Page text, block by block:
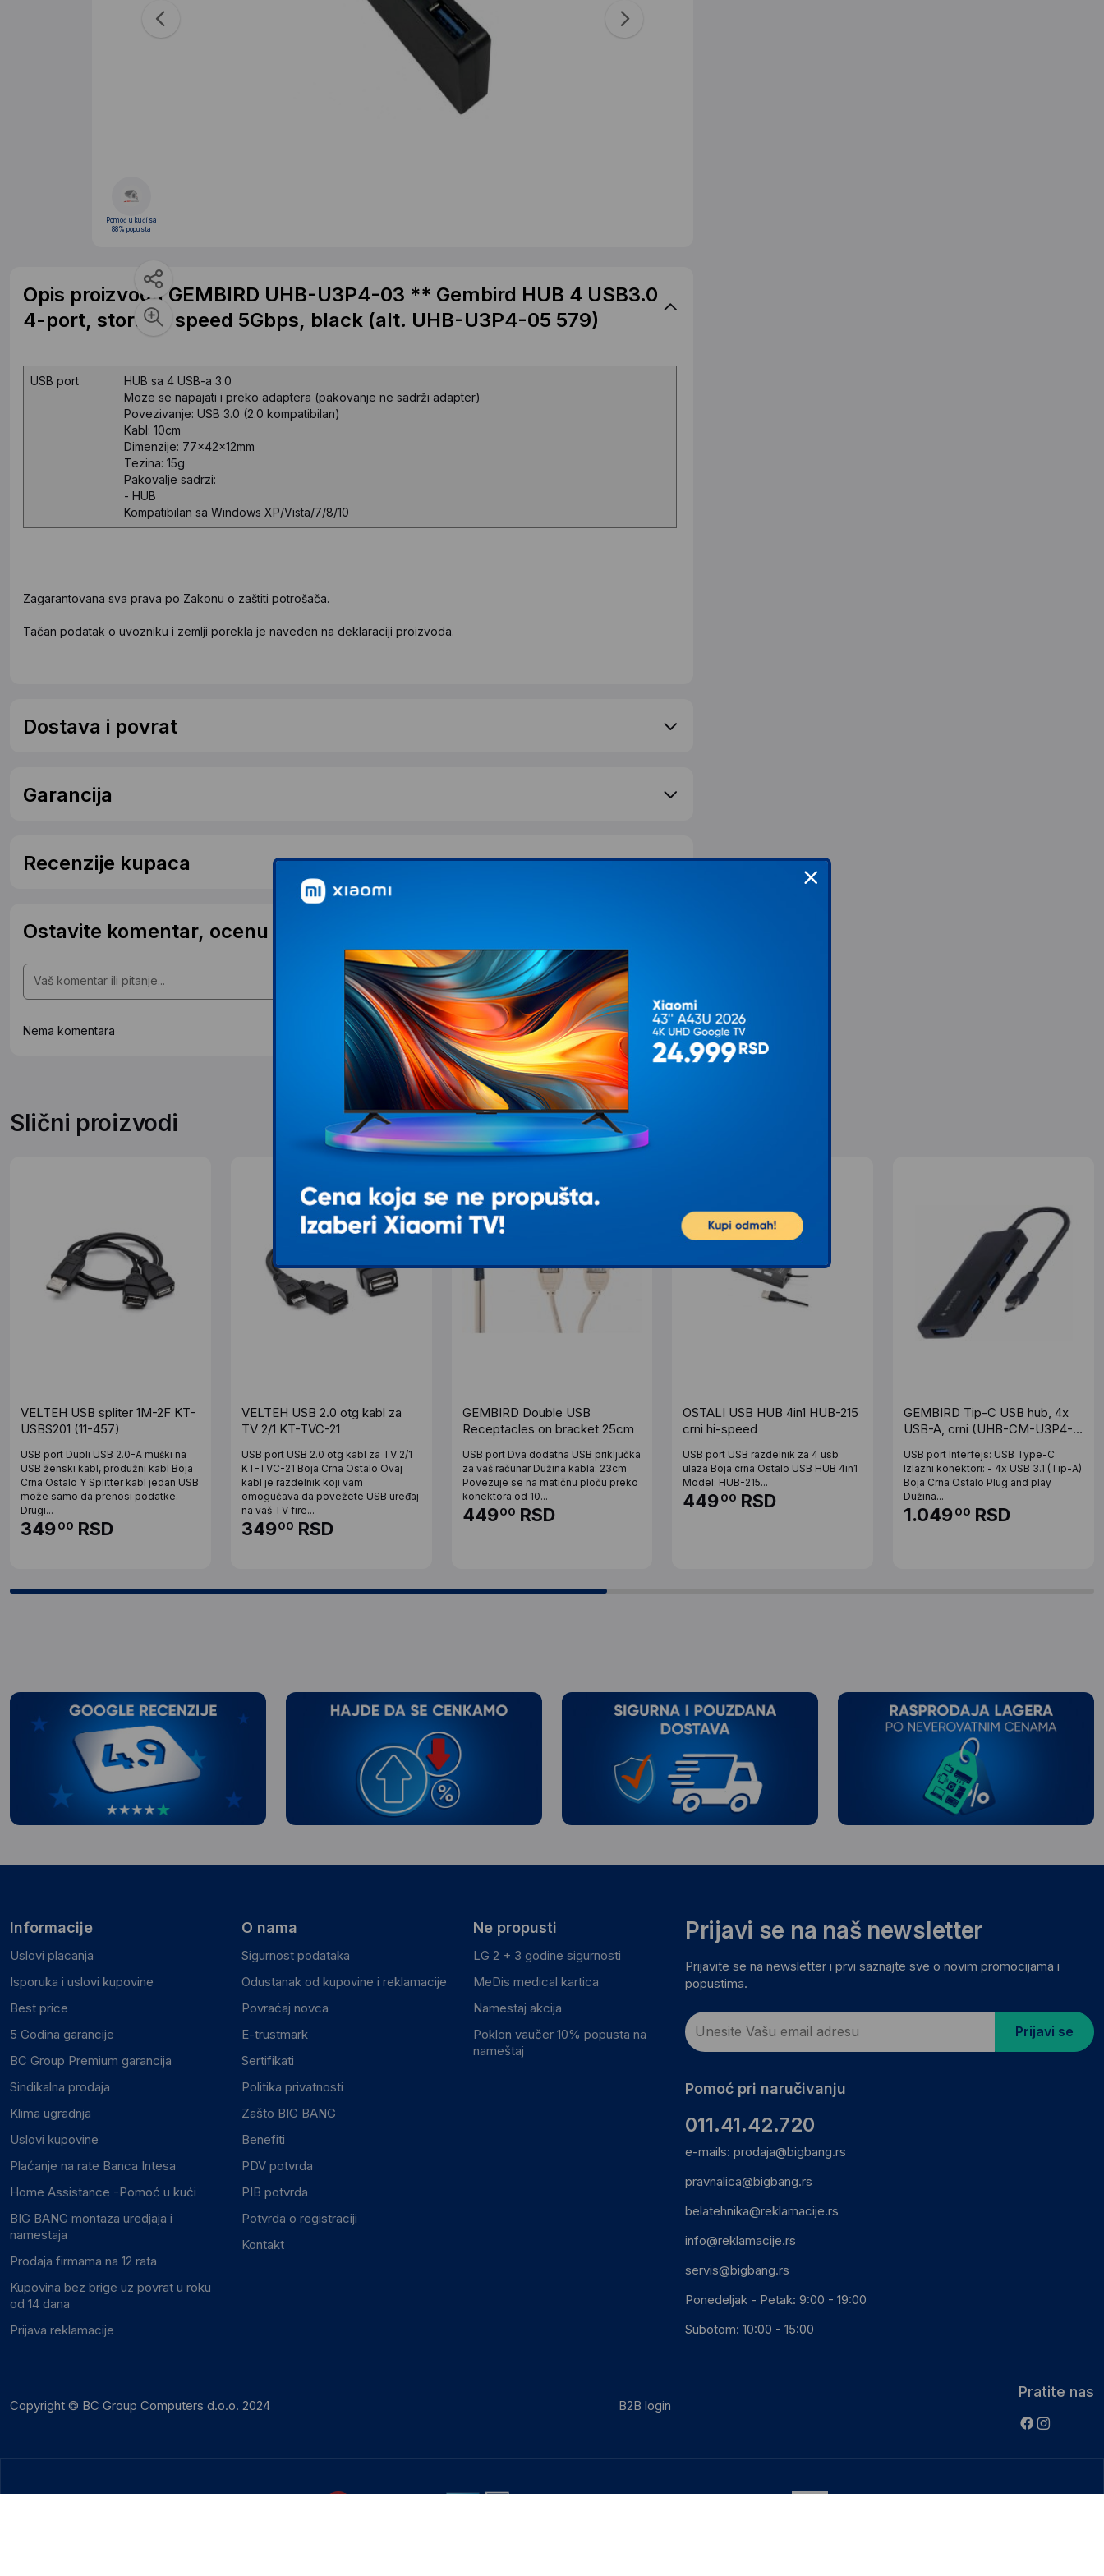
Pomoć u kući sa
88% popusta
Opis proizvoda GEMBIRD UHB-U3P4-03 ** Gembird HUB 4 USB3.0
4-port, storage speed 5Gbps, black (alt. UHB-U3P4-05 579)
USB port
HUB sa 4 USB-a 3.0
Moze se napajati i preko adaptera (pakovanje ne sadrži adapter)
Povezivanje: USB 3.0 (2.0 kompatibilan)
Kabl: 10cm
Dimenzije: 77x42x12mm
Tezina: 15g
Pakovalje sadrzi:
- HUB
Kompatibilan sa Windows XP/Vista/7/8/10
Zagarantovana sva prava po Zakonu o zaštiti potrošača.
Tačan podatak o uvozniku i zemlji porekla je naveden na deklaraciji proizvoda.
Dostava i povrat
Garancija
Recenzije kupaca
Ostavite komentar, ocenu ili postavite pitanje
Nema komentara
Slični proizvodi
VELTEH USB spliter 1M-2F KT-
USBS201 (11-457)
USB port Dupli USB 2.0-A muški na
USB ženski kabl, produžni kabl Boja
Crna Ostalo Y Splitter kabl jedan USB
može samo da prenosi podatke.
Drugi...
34900 RSD
VELTEH USB 2.0 otg kabl za
TV 2/1 KT-TVC-21
USB port USB 2.0 otg kabl za TV 2/1
KT-TVC-21 Boja Crna Ostalo Ovaj
kabl je razdelnik koji vam
omogućava da povežete USB uređaj
na vaš TV fire...
34900 RSD
GEMBIRD Double USB
Receptacles on bracket 25cm
USB port Dva dodatna USB priključka
za vaš računar Dužina kabla: 23cm
Povezuje se na matičnu ploču preko
konektora od 10...
44900 RSD
OSTALI USB HUB 4in1 HUB-215
crni hi-speed
USB port USB razdelnik za 4 usb
ulaza Boja crna Ostalo USB HUB 4in1
Model: HUB-215...
44900 RSD
GEMBIRD Tip-C USB hub, 4x
USB-A, crni (UHB-CM-U3P4-
USB port Interfejs: USB Type-C
Izlazni konektori: - 4x USB 3.1 (Tip-A)
Boja Crna Ostalo Plug and play
Dužina...
1.04900 RSD
Informacije
Uslovi placanja
Isporuka i uslovi kupovine
Best price
5 Godina garancije
BC Group Premium garancija
Sindikalna prodaja
Klima ugradnja
Uslovi kupovine
Plaćanje na rate Banca Intesa
Home Assistance -Pomoć u kući
BIG BANG montaza uredjaja i
namestaja
Prodaja firmama na 12 rata
Kupovina bez brige uz povrat u roku
od 14 dana
Prijava reklamacije
O nama
Sigurnost podataka
Odustanak od kupovine i reklamacije
Povraćaj novca
E-trustmark
Sertifikati
Politika privatnosti
Zašto BIG BANG
Benefiti
PDV potvrda
PIB potvrda
Potvrda o registraciji
Kontakt
Ne propusti
LG 2 + 3 godine sigurnosti
MeDis medical kartica
Namestaj akcija
Poklon vaučer 10% popusta na
nameštaj
Prijavi se na naš newsletter
Prijavite se na newsletter i prvi saznajte sve o novim promocijama i
popustima.
Prijavi se
Pomoć pri naručivanju
011.41.42.720
e-mails: prodaja@bigbang.rs
pravnalica@bigbang.rs
belatehnika@reklamacije.rs
info@reklamacije.rs
servis@bigbang.rs
Ponedeljak - Petak: 9:00 - 19:00
Subotom: 10:00 - 15:00
Copyright © BC Group Computers d.o.o. 2024 B2B login
Pratite nas